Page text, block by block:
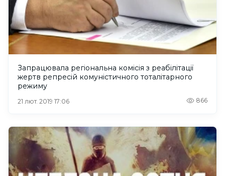
Запрацювала регіональна комісія з реабілітації
жертв репресій комуністичного тоталітарного
режиму
21 лют. 2019 17:06 866